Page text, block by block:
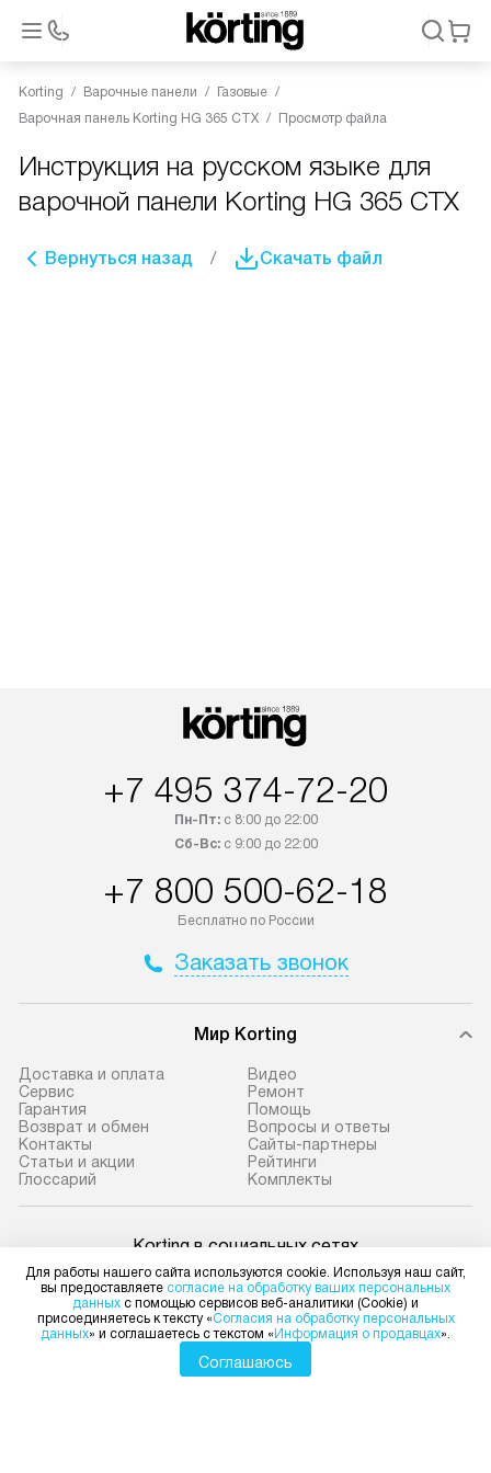
Korting Варочные панели
Газовые
Варочная панель Korting HG 365 CTX
Просмотр файла
Инструкция на русском языке для
варочной панели Korting HG 365 CTX
Вернуться назад Скачать файл
+7 495 374-72-20
Пн-Пт:с 8:00 до 22:00
Сб-Вс:с 9:00 до 22:00
+7 800 500-62-18
Бесплатно по России
Заказать звонок
Мир Korting
Доставка и оплата
Сервис
Гарантия
Возврат и обмен
Контакты
Статьи и акции
Глоссарий
Видео
Ремонт
Помощь
Вопросы и ответы
Сайты-партнеры
Рейтинги
Комплекты
Korting в социальных сетях
Для физических лиц
shop@korting-dealer.ru
Для юридических лиц
Для работы нашего сайта используются cookie. Используя наш сайт,
вы предоставляете согласие на обработку ваших персональных
данных с помощью сервисов веб-аналитики (Cookie) и
присоединяетесь к тексту «Согласия на обработку персональных
данных» и соглашаетесь с текстом « Информация о продавцах».
Соглашаюсь